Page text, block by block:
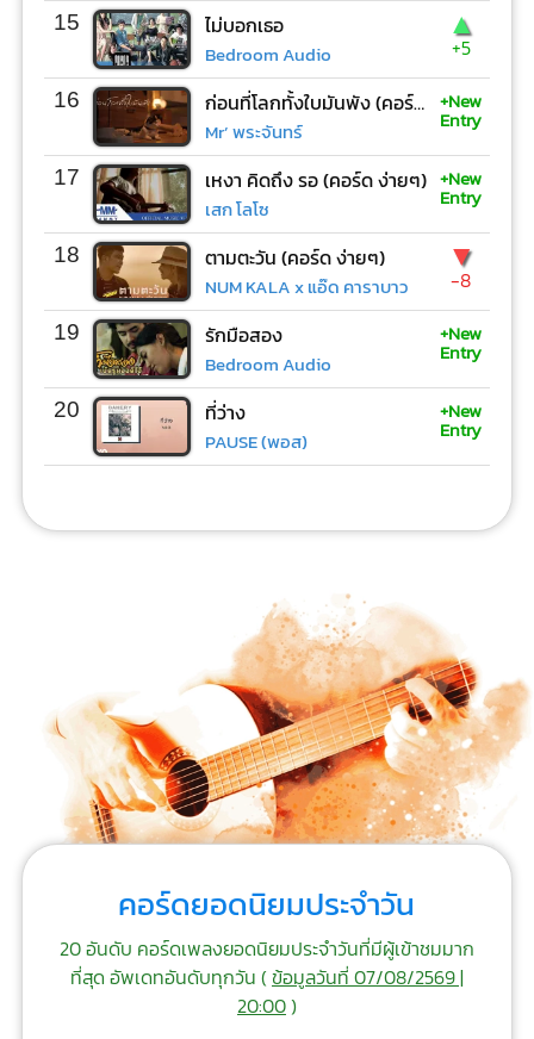
15 ไม่บอกเธอ
Bedroom Audio
▲
+5
16 ก่อนที่โลกทั้งใบมันพัง (คอร์ด ง่ายๆ)
Mr’ พระจันทร์
+New
Entry
17 เหงา คิดถึง รอ (คอร์ด ง่ายๆ)
เสก โลโซ
+New
Entry
18 ตามตะวัน (คอร์ด ง่ายๆ)
NUM KALA x แอ๊ด คาราบาว
▼
-8
19 รักมือสอง
Bedroom Audio
+New
Entry
20 ที่ว่าง
PAUSE (พอส)
+New
Entry
คอร์ดยอดนิยมประจำวัน
20 อันดับ คอร์ดเพลงยอดนิยมประจำวันที่มีผู้เข้าชมมาก
ที่สุด อัพเดทอันดับทุกวัน (ข้อมูลวันที่ 07/08/2569 |
20:00)